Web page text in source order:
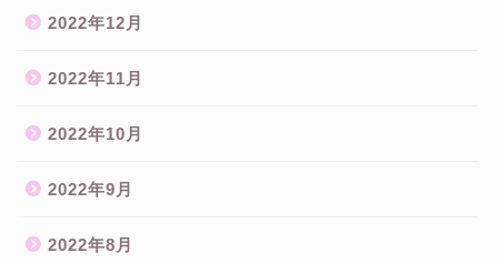
2022年12月
2022年11月
2022年10月
2022年9月
2022年8月